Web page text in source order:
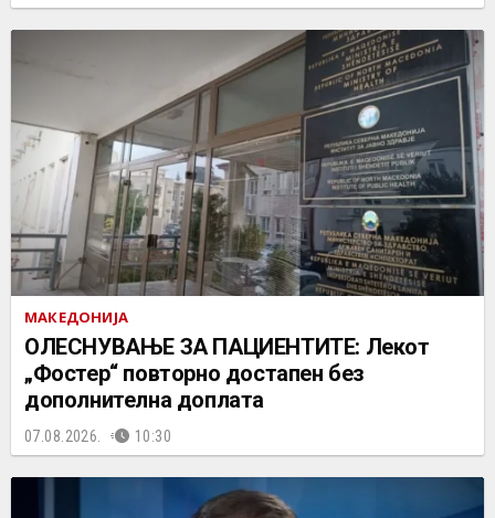
МАКЕДОНИЈА
ОЛЕСНУВАЊЕ ЗА ПАЦИЕНТИТЕ: Лекот
„Фостер“ повторно достапен без
дополнителна доплата
07.08.2026. 10:30